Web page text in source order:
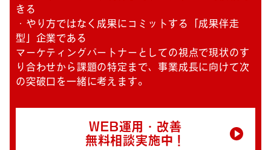
きる
・やり方ではなく成果にコミットする「成果伴走
型」企業である
マーケティングパートナーとしての視点で現状のす
り合わせから課題の特定まで、事業成長に向けて次
の突破口を一緒に考えます。
WEB運用・改善
無料相談実施中！